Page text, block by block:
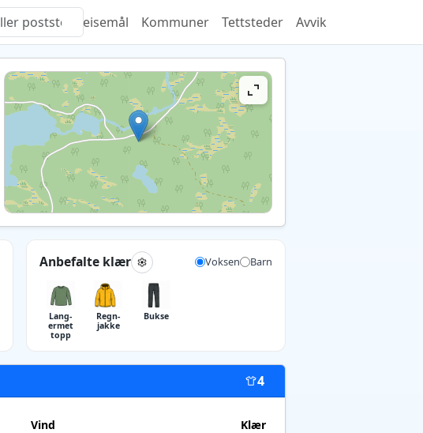
Quiz Reisemål Kommuner Tettsteder Avvik
Anbefalte klær Voksen Barn
Lang­
ermet
topp
Regn­
jakke
Bukse
4
Vind Klær